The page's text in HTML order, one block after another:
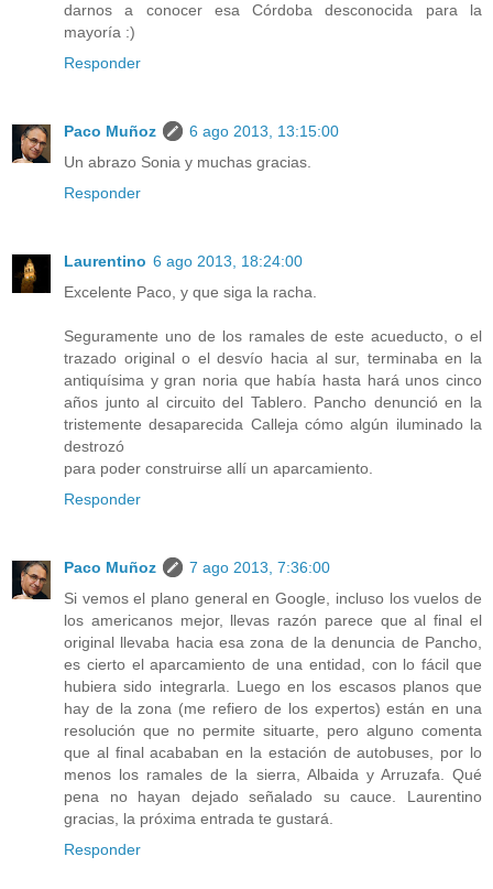
darnos a conocer esa Córdoba desconocida para la
mayoría :)
Responder
Paco Muñoz
6 ago 2013, 13:15:00
Un abrazo Sonia y muchas gracias.
Responder
Laurentino 6 ago 2013, 18:24:00
Excelente Paco, y que siga la racha.
Seguramente uno de los ramales de este acueducto, o el
trazado original o el desvío hacia al sur, terminaba en la
antiquísima y gran noria que había hasta hará unos cinco
años junto al circuito del Tablero. Pancho denunció en la
tristemente desaparecida Calleja cómo algún iluminado la
destrozó
para poder construirse allí un aparcamiento.
Responder
Paco Muñoz
7 ago 2013, 7:36:00
Si vemos el plano general en Google, incluso los vuelos de
los americanos mejor, llevas razón parece que al final el
original llevaba hacia esa zona de la denuncia de Pancho,
es cierto el aparcamiento de una entidad, con lo fácil que
hubiera sido integrarla. Luego en los escasos planos que
hay de la zona (me refiero de los expertos) están en una
resolución que no permite situarte, pero alguno comenta
que al final acababan en la estación de autobuses, por lo
menos los ramales de la sierra, Albaida y Arruzafa. Qué
pena no hayan dejado señalado su cauce. Laurentino
gracias, la próxima entrada te gustará.
Responder